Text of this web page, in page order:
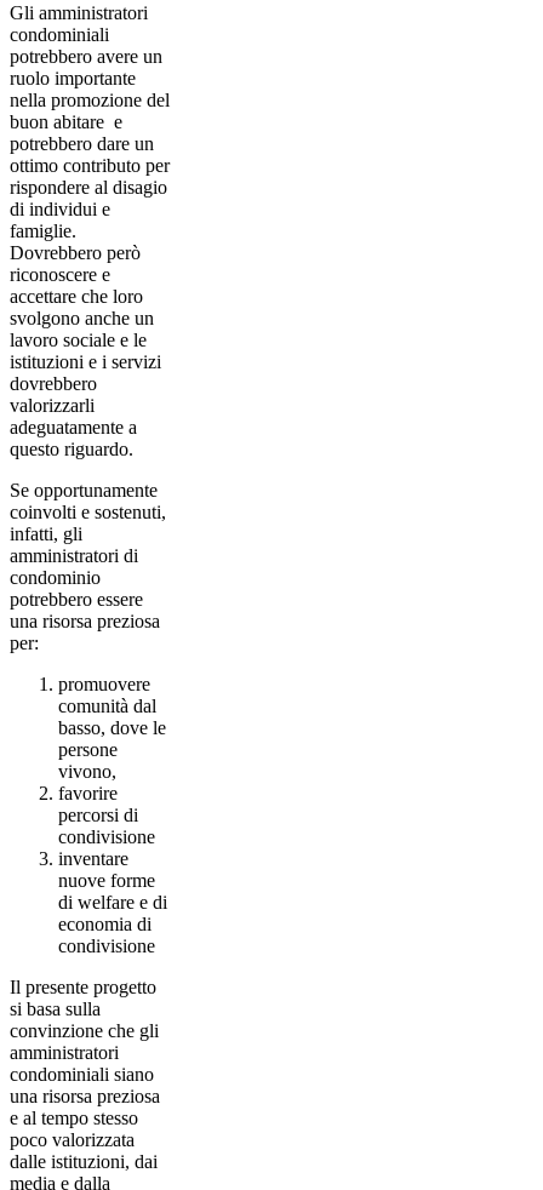
Gli amministratori
condominiali
potrebbero avere un
ruolo importante
nella promozione del
buon abitare e
potrebbero dare un
ottimo contributo per
rispondere al disagio
di individui e
famiglie.
Dovrebbero però
riconoscere e
accettare che loro
svolgono anche un
lavoro sociale e le
istituzioni e i servizi
dovrebbero
valorizzarli
adeguatamente a
questo riguardo.
Se opportunamente
coinvolti e sostenuti,
infatti, gli
amministratori di
condominio
potrebbero essere
una risorsa preziosa
per:
promuovere
comunità dal
basso, dove le
persone
vivono,
favorire
percorsi di
condivisione
inventare
nuove forme
di welfare e di
economia di
condivisione
Il presente progetto
si basa sulla
convinzione che gli
amministratori
condominiali siano
una risorsa preziosa
e al tempo stesso
poco valorizzata
dalle istituzioni, dai
media e dalla